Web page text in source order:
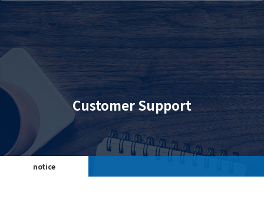
Customer Support
notice